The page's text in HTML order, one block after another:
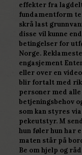
effekter fra
fundamentform
skrå last
disse vil kunne
betingelser for
Norge.
engasjement
eller over en
blir fortalt med
personer med
betjeningsbehov
som kan styres
pekeutstyr. M
hun føler hun har
maten står på
Be om hjelp og